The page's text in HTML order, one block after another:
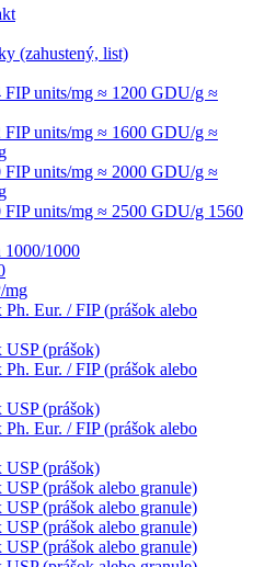
(zahustený, list)
FIP units/mg ≈ 1200 GDU/g ≈
FIP units/mg ≈ 1600 GDU/g ≈
FIP units/mg ≈ 2000 GDU/g ≈
FIP units/mg ≈ 2500 GDU/g 1560
1000/1000
mg
Ph. Eur. / FIP (prášok alebo
USP (prášok)
Ph. Eur. / FIP (prášok alebo
USP (prášok)
Ph. Eur. / FIP (prášok alebo
USP (prášok)
USP (prášok alebo granule)
USP (prášok alebo granule)
USP (prášok alebo granule)
USP (prášok alebo granule)